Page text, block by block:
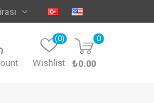
Wishlist
(0) 0
₺0.00